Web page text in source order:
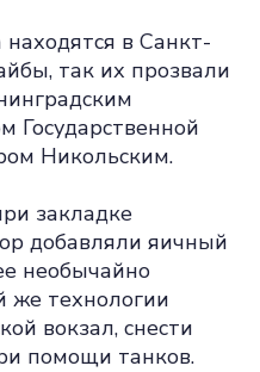
в Санкт-
так их прозвали
Государственной
Никольским.
закладке
добавляли яичный
необычайно
же технологии
вокзал, снести
помощи танков.